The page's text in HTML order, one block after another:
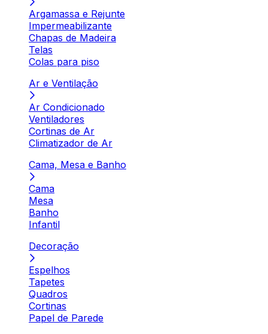
Argamassa e Rejunte
Impermeabilizante
Chapas de Madeira
Telas
Colas para piso
Ar e Ventilação
Ar Condicionado
Ventiladores
Cortinas de Ar
Climatizador de Ar
Cama, Mesa e Banho
Cama
Mesa
Banho
Infantil
Decoração
Espelhos
Tapetes
Quadros
Cortinas
Papel de Parede